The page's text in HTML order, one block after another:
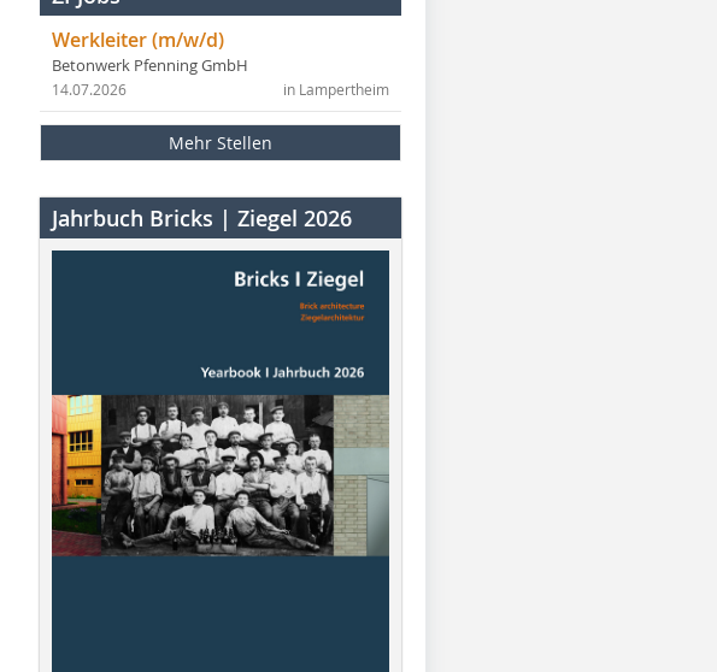
Werkleiter (m/w/d)
Betonwerk Pfenning GmbH
in Lampertheim
14.07.2026
Mehr Stellen
Jahrbuch Bricks | Ziegel 2026